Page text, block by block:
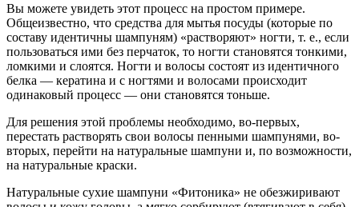
Вы можете увидеть этот процесс на простом примере.
Общеизвестно, что средства для мытья посуды (которые по
составу идентичны шампуням) «растворяют» ногти, т. е., если
пользоваться ими без перчаток, то ногти становятся тонкими,
ломкими и слоятся. Ногти и волосы состоят из идентичного
белка — кератина и с ногтями и волосами происходит
одинаковый процесс — они становятся тоньше.
Для решения этой проблемы необходимо, во-первых,
перестать растворять свои волосы пенными шампунями, во-
вторых, перейти на натуральные шампуни и, по возможности,
на натуральные краски.
Натуральные сухие шампуни «Фитоника» не обезжиривают